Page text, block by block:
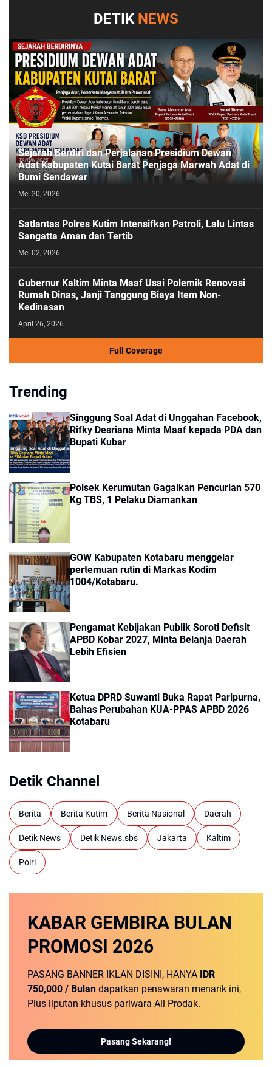
DETIK NEWS
Sejarah Berdiri dan Perjalanan Presidium Dewan
Adat Kabupaten Kutai Barat Penjaga Marwah Adat di
Bumi Sendawar
Mei 20, 2026
Satlantas Polres Kutim Intensifkan Patroli, Lalu Lintas
Sangatta Aman dan Tertib
Mei 02, 2026
Gubernur Kaltim Minta Maaf Usai Polemik Renovasi
Rumah Dinas, Janji Tanggung Biaya Item Non-
Kedinasan
April 26, 2026
Full Coverage
Trending
Singgung Soal Adat di Unggahan Facebook,
Rifky Desriana Minta Maaf kepada PDA dan
Bupati Kubar
Polsek Kerumutan Gagalkan Pencurian 570
Kg TBS, 1 Pelaku Diamankan
GOW Kabupaten Kotabaru menggelar
pertemuan rutin di Markas Kodim
1004/Kotabaru.
Pengamat Kebijakan Publik Soroti Defisit
APBD Kobar 2027, Minta Belanja Daerah
Lebih Efisien
Ketua DPRD Suwanti Buka Rapat Paripurna,
Bahas Perubahan KUA-PPAS APBD 2026
Kotabaru
Detik Channel
Berita Berita Kutim Berita Nasional Daerah
Detik News Detik News.sbs Jakarta Kaltim
Polri
KABAR GEMBIRA BULAN
PROMOSI 2026
PASANG BANNER IKLAN DISINI, HANYA IDR
750,000 / Bulan dapatkan penawaran menarik ini,
Plus liputan khusus pariwara All Prodak.
Pasang Sekarang!